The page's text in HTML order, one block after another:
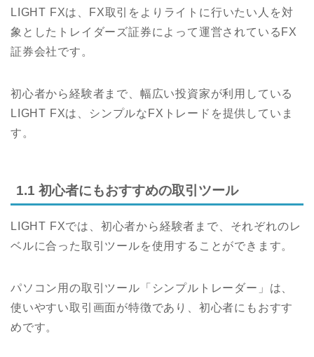
LIGHT FXは、FX取引をよりライトに行いたい人を対
象としたトレイダーズ証券によって運営されているFX
証券会社です。
初心者から経験者まで、幅広い投資家が利用している
LIGHT FXは、シンプルなFXトレードを提供していま
す。
1.1 初心者にもおすすめの取引ツール
LIGHT FXでは、初心者から経験者まで、それぞれのレ
ベルに合った取引ツールを使用することができます。
パソコン用の取引ツール「シンプルトレーダー」は、
使いやすい取引画面が特徴であり、初心者にもおすす
めです。